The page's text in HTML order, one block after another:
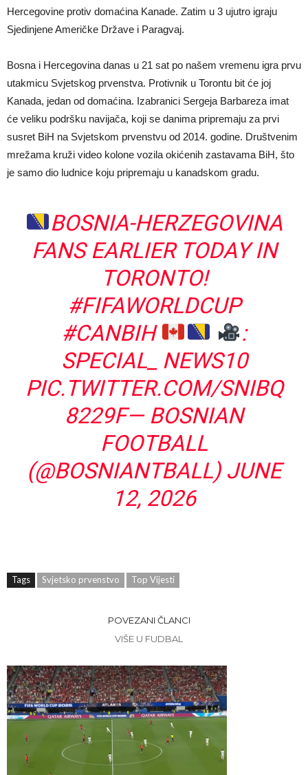
posudbu?
Real Madrid odlučio: Endrick ide u Premier ligu!
Hercegovine protiv domaćina Kanade. Zatim u 3 ujutro igraju
Sjedinjene Američke Države i Paragvaj.
Bosna i Hercegovina danas u 21 sat po našem vremenu igra prvu
utakmicu Svjetskog prvenstva. Protivnik u Torontu bit će joj
Kanada, jedan od domaćina. Izabranici Sergeja Barbareza imat
će veliku podršku navijača, koji se danima pripremaju za prvi
susret BiH na Svjetskom prvenstvu od 2014. godine. Društvenim
mrežama kruži video kolone vozila okićenih zastavama BiH, što
je samo dio ludnice koju pripremaju u kanadskom gradu.
BOSNIA-HERZEGOVINA
FANS EARLIER TODAY IN
TORONTO!
#FIFAWORLDCUP
#CANBIH
:
SPECIAL_ NEWS10
PIC.TWITTER.COM/SNIBQ
8229F— BOSNIAN
FOOTBALL
(@BOSNIANTBALL) JUNE
12, 2026
Tags Svjetsko prvenstvo Top Vijesti
POVEZANI ČLANCI
VIŠE U FUDBAL